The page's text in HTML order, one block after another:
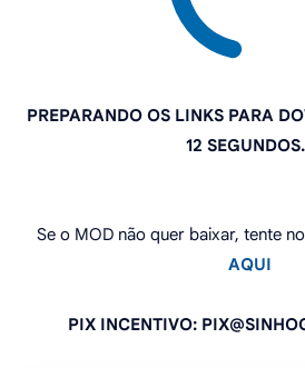
PREPARANDO OS LINKS PARA
11
Se o MOD não quer baixar, tente
AQUI
PIX INCENTIVO: